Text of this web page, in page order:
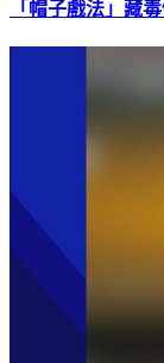
「帽子戲法」藏